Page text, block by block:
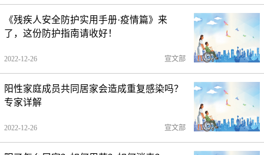
《残疾人安全防护实用手册·疫情篇》来
了，这份防护指南请收好！
2022-12-26 宣文部
阳性家庭成员共同居家会造成重复感染吗？
专家详解
2022-12-26 宣文部